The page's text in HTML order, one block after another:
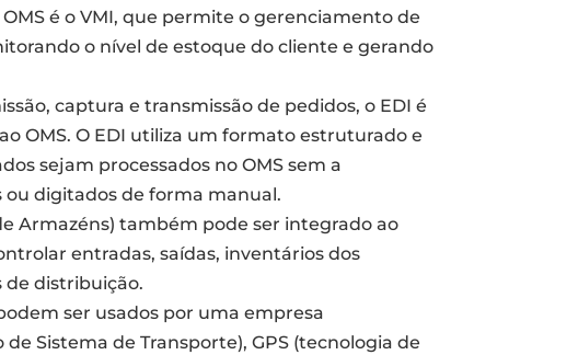
é o VMI, que permite o gerenciamento de
o nível de estoque do cliente e gerando
captura e transmissão de pedidos, o EDI é
OMS. O EDI utiliza um formato estruturado e
sejam processados no OMS sem a
digitados de forma manual.
Armazéns) também pode ser integrado ao
entradas, saídas, inventários dos
de distribuição.
ser usados por uma empresa
Sistema de Transporte), GPS (tecnologia de